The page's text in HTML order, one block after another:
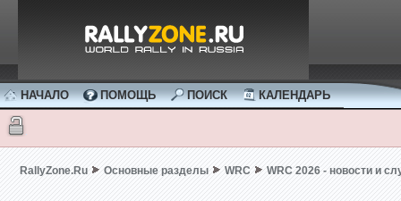
НАЧАЛО ПОМОЩЬ ПОИСК КАЛЕНДАРЬ
RallyZone.Ru Основные разделы WRC WRC 2026 - новости и